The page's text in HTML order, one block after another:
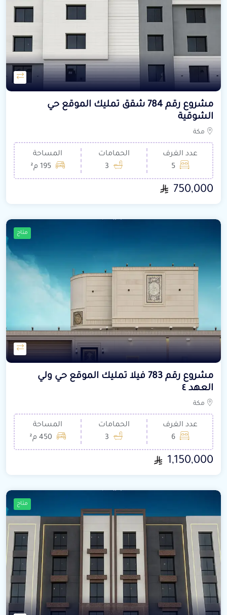
مشروع رقم 784 شقق تمليك الموقع حي
الشوقية
مكة
عدد الغرف
5
الحمامات
3
المساحة
195 م²
750,000
متاح
مشروع رقم 783 فيلا تمليك الموقع حي ولي
العهد ٤
مكة
عدد الغرف
6
الحمامات
3
المساحة
450 م²
1,150,000
متاح